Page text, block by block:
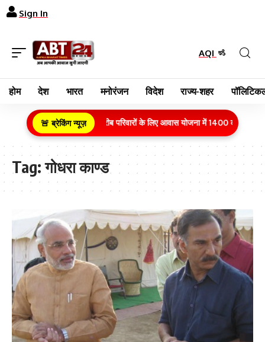
Sign In
AQI
होम देश भारत मनोरंजन विदेश राज्य-शहर
🚨 ब्रेकिंग न्यूज़
ग्रामीण क्षेत्र के गरीब परिवारों के लिए आवास योजना में 1400 करोड़ रुपये
Tag:गोधरा काण्ड